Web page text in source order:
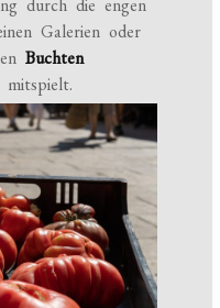
durch die engen
Galerien oder
Buchten